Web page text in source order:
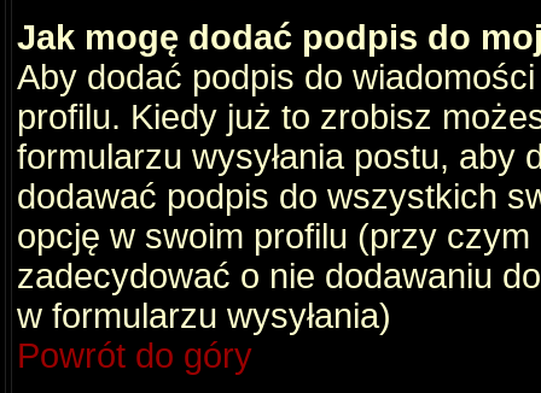
Jak mogę dodać podpis do
Aby dodać podpis do
profilu. Kiedy już to zrobisz
formularzu wysyłania postu,
dodawać podpis do wszystkich
opcję w swoim profilu (przy
zadecydować o nie dodawaniu
w formularzu wysyłania)
Powrót do góry